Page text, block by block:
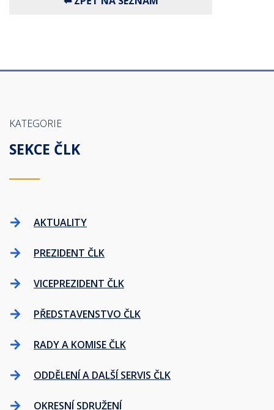
KATEGORIE
SEKCE ČLK
AKTUALITY
PREZIDENT ČLK
VICEPREZIDENT ČLK
PŘEDSTAVENSTVO ČLK
RADY A KOMISE ČLK
ODDĚLENÍ A DALŠÍ SERVIS ČLK
OKRESNÍ SDRUŽENÍ